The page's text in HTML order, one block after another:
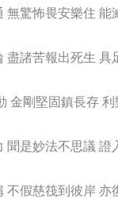
無驚怖畏安樂住 能
盡諸苦報出死生 具
金剛堅固鎮長存
聞是妙法不思議 證
不假慈筏到彼岸 亦